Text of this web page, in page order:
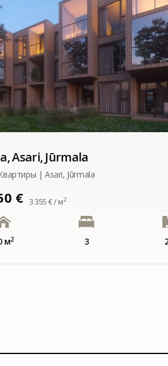
Asari, Jūrmala
| Asari, Jūrmala
€ 3 355 € / м2
м2 3